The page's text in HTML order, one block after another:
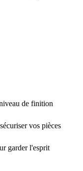
de finition
vos pièces
garder l'esprit